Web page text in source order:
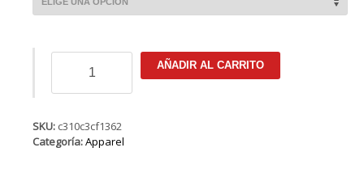
Tee
Original
cantidad
AÑADIR AL CARRITO
SKU: c310c3cf1362
Categoría:Apparel